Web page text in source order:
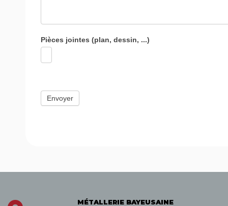
Pièces jointes (plan, dessin, ...)
Envoyer
MÉTALLERIE BAYEUSAINE